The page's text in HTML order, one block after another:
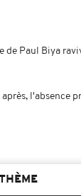
de Paul Biya
l'absence